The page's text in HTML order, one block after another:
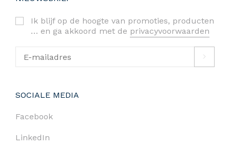
Ik blijf op de hoogte van promoties, producten
… en ga akkoord met de privacyvoorwaarden
SOCIALE MEDIA
Facebook
LinkedIn